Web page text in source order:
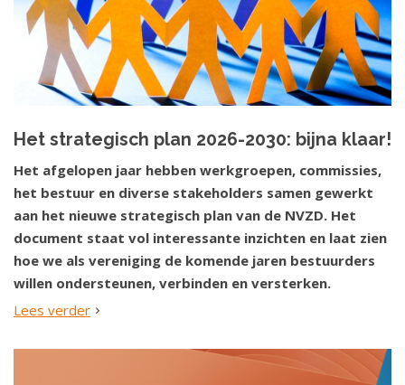
Het strategisch plan 2026-2030: bijna klaar!
Het afgelopen jaar hebben werkgroepen, commissies,
het bestuur en diverse stakeholders samen gewerkt
aan het nieuwe strategisch plan van de NVZD. Het
document staat vol interessante inzichten en laat zien
hoe we als vereniging de komende jaren bestuurders
willen ondersteunen, verbinden en versterken.
Lees verder